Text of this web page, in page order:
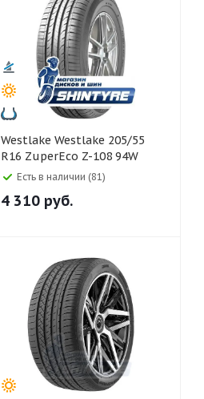
Westlake Westlake 205/55
R16 ZuperEco Z-108 94W
Есть в наличии (81)
4 310 руб.